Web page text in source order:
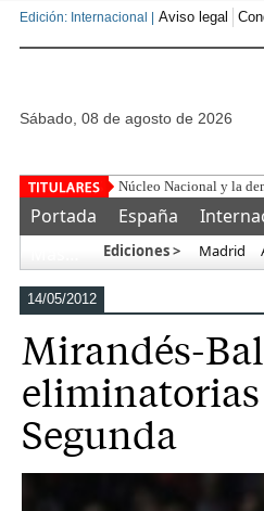
Edición: Internacional | Aviso legal
sábado, 08 de agosto de 2026
"
Portada España
Ediciones > Madrid
14/05/2012
Mirandés-
eliminatorias
Segunda